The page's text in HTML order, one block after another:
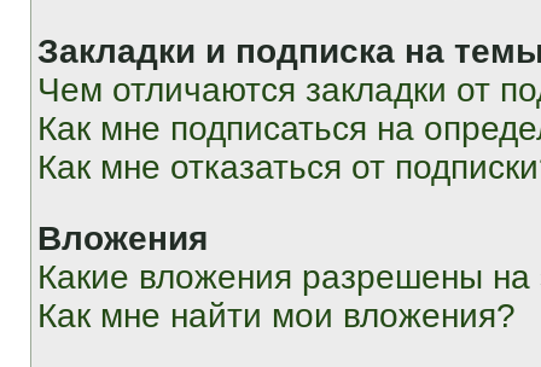
Закладки и подписка на
Чем отличаются закладки от
Как мне подписаться на
Как мне отказаться от
Вложения
Какие вложения разрешены
Как мне найти мои вложения?